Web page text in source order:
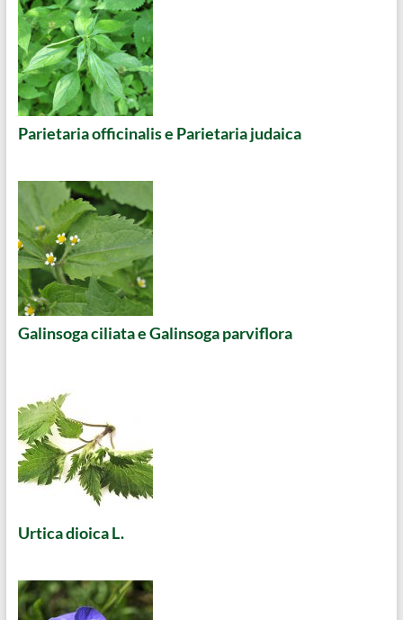
Parietaria officinalis e Parietaria judaica
Galinsoga ciliata e Galinsoga parviflora
Urtica dioica L.